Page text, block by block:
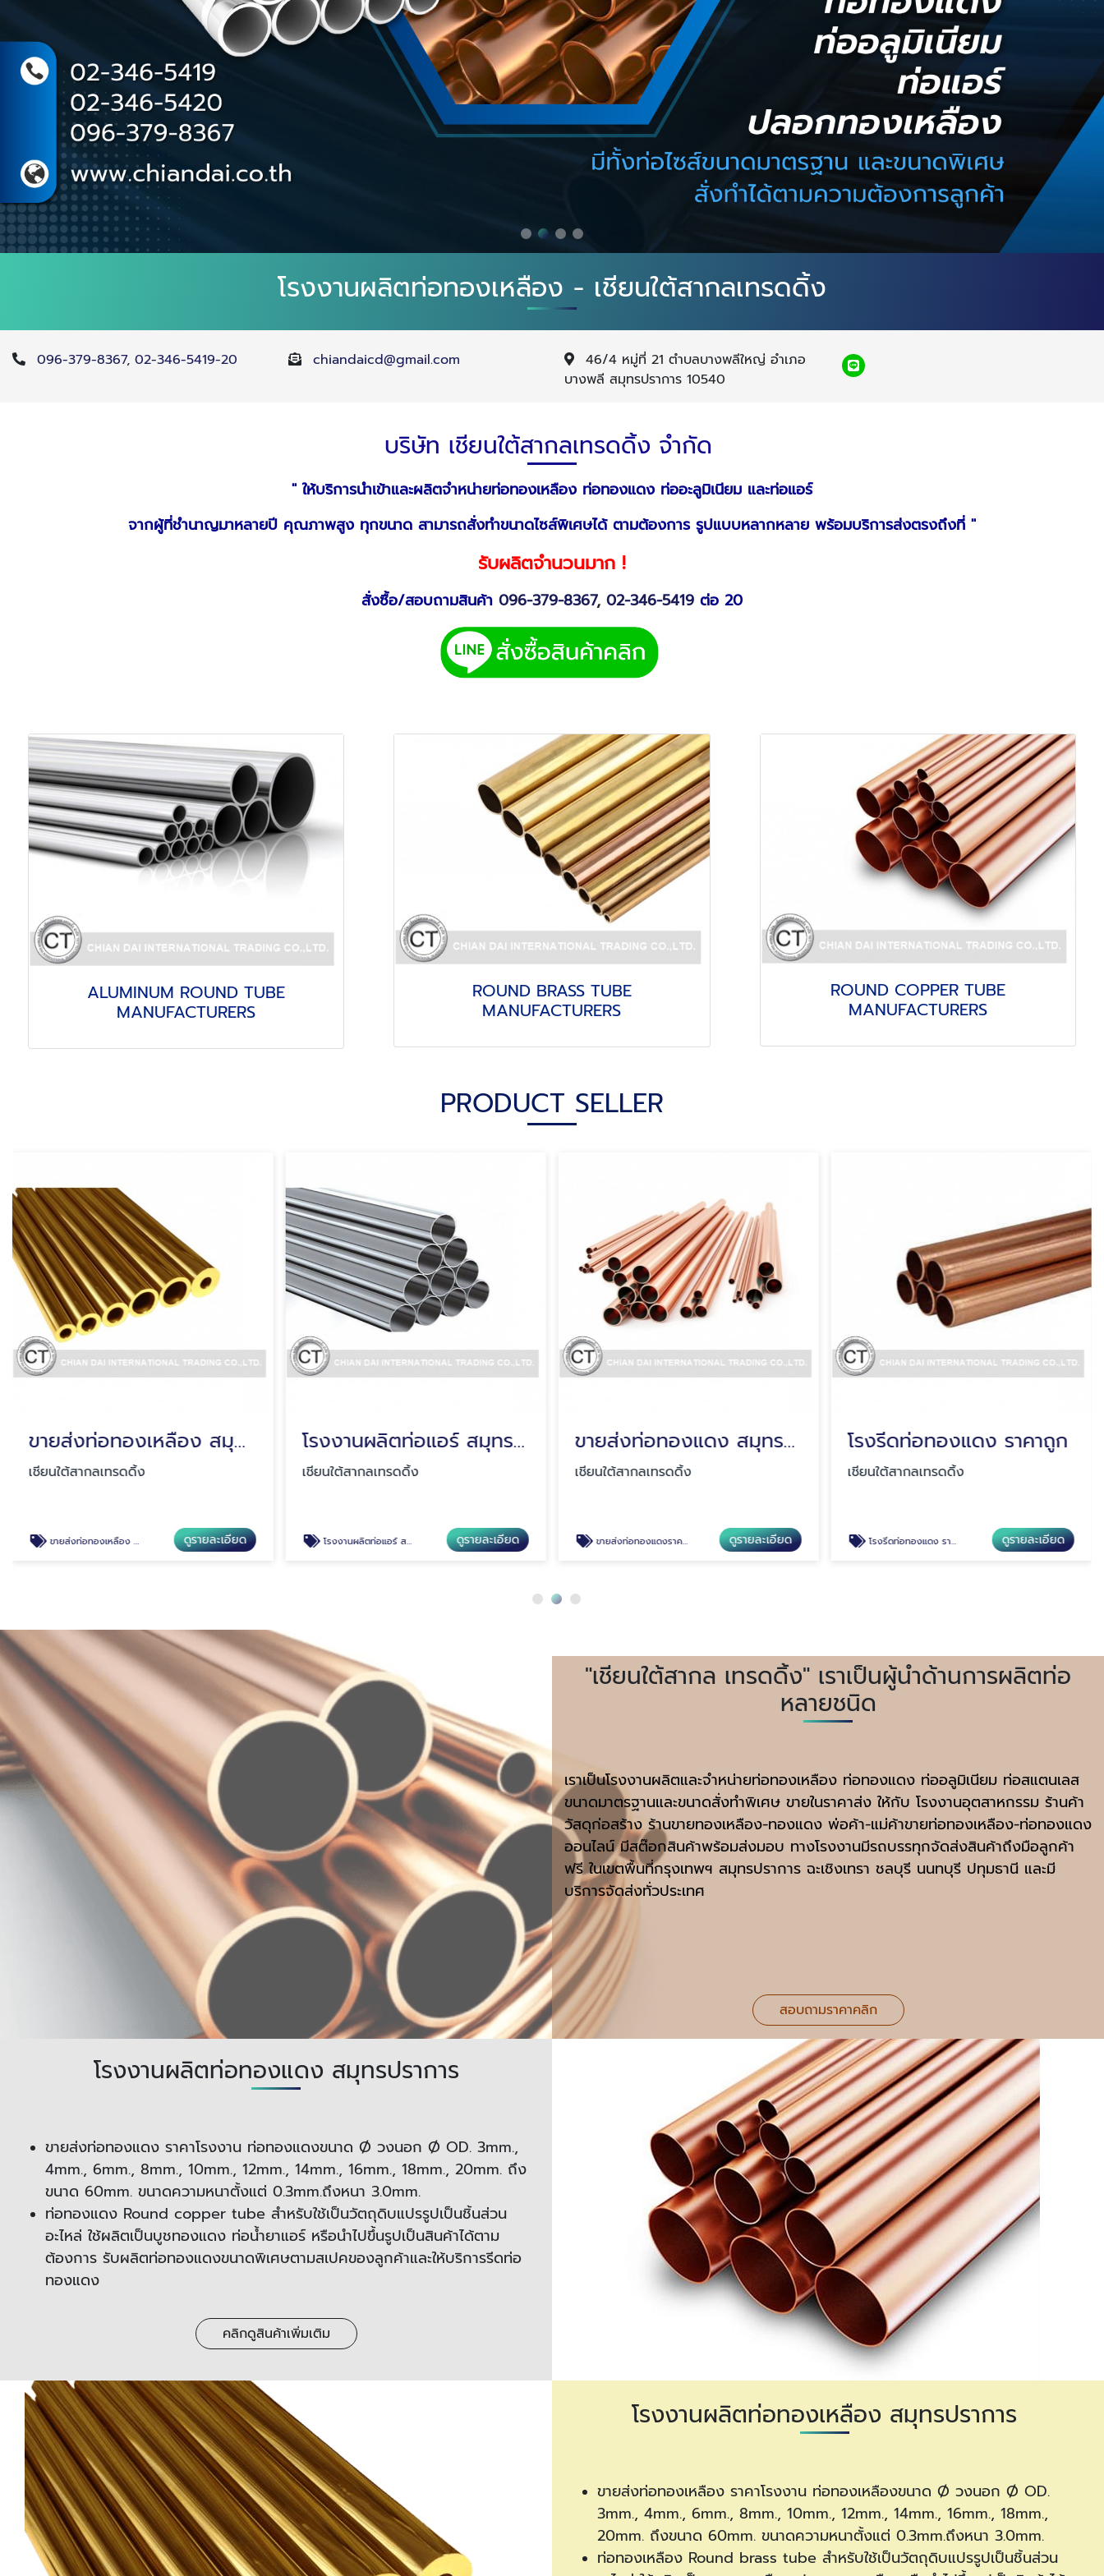
โรงงานผลิตท่อทองเหลือง - เชียนใต้สากลเทรดดิ้ง
096-379-8367, 02-346-5419-20 chiandaicd@gmail.com
46/4 หมู่ที่ 21 ตำบลบางพลีใหญ่ อำเภอ
บางพลี สมุทรปราการ 10540
บริษัท เชียนใต้สากลเทรดดิ้ง จำกัด
" ให้บริการนำเข้าและผลิตจำหน่ายท่อทองเหลือง ท่อทองแดง ท่ออะลูมิเนียม และท่อแอร์
จากผู้ที่ชำนาญมาหลายปี คุณภาพสูง ทุกขนาด สามารถสั่งทำขนาดไซส์พิเศษได้ ตามต้องการ รูปแบบหลากหลาย พร้อมบริการส่งตรงถึงที่ "
รับผลิตจำนวนมาก !
สั่งซื้อ/สอบถามสินค้า 096-379-8367, 02-346-5419 ต่อ 20
ALUMINUM ROUND TUBE
MANUFACTURERS
ROUND BRASS TUBE
MANUFACTURERS
ROUND COPPER TUBE
MANUFACTURERS
PRODUCT SELLER
ขายส่งท่อทองเหลือง สมุทรปราการ
เชียนใต้สากลเทรดดิ้ง
ขายส่งท่อทองเหลือง สมุทรปราการ ดูรายละเอียด
โรงงานผลิตท่อแอร์ สมุทรปราการ
เชียนใต้สากลเทรดดิ้ง
โรงงานผลิตท่อแอร์ สมุทรปราการ ดูรายละเอียด
ขายส่งท่อทองแดง สมุทรปราการ
เชียนใต้สากลเทรดดิ้ง
ขายส่งท่อทองแดงราคาถูก ดูรายละเอียด
โรงรีดท่อทองแดง ราคาถูก
เชียนใต้สากลเทรดดิ้ง
โรงรีดท่อทองแดง ราคาถูก ดูรายละเอียด
"เชียนใต้สากล เทรดดิ้ง" เราเป็นผู้นำด้านการผลิตท่อ
หลายชนิด
เราเป็นโรงงานผลิตและจำหน่ายท่อทองเหลือง ท่อทองแดง ท่ออลูมิเนียม ท่อสแตนเลส
ขนาดมาตรฐานและขนาดสั่งทำพิเศษ ขายในราคาส่ง ให้กับ โรงงานอุตสาหกรรม ร้านค้า
วัสดุก่อสร้าง ร้านขายทองเหลือง-ทองแดง พ่อค้า-แม่ค้าขายท่อทองเหลือง-ท่อทองแดง
ออนไลน์ มีสต๊อกสินค้าพร้อมส่งมอบ ทางโรงงานมีรถบรรทุกจัดส่งสินค้าถึงมือลูกค้า
ฟรี ในเขตพื้นที่กรุงเทพฯ สมุทรปราการ ฉะเชิงเทรา ชลบุรี นนทบุรี ปทุมธานี และมี
บริการจัดส่งทั่วประเทศ
สอบถามราคาคลิก
โรงงานผลิตท่อทองแดง สมุทรปราการ
ขายส่งท่อทองแดง ราคาโรงงาน ท่อทองแดงขนาด Ø วงนอก Ø OD. 3mm.,
4mm., 6mm., 8mm., 10mm., 12mm., 14mm., 16mm., 18mm., 20mm. ถึง
ขนาด 60mm. ขนาดความหนาตั้งแต่ 0.3mm.ถึงหนา 3.0mm.
ท่อทองแดง Round copper tube สำหรับใช้เป็นวัตถุดิบแปรรูปเป็นชิ้นส่วน
อะไหล่ ใช้ผลิตเป็นบูชทองแดง ท่อน้ำยาแอร์ หรือนำไปขึ้นรูปเป็นสินค้าได้ตาม
ต้องการ รับผลิตท่อทองแดงขนาดพิเศษตามสเปคของลูกค้าและให้บริการรีดท่อ
ทองแดง
คลิกดูสินค้าเพิ่มเติม
โรงงานผลิตท่อทองเหลือง สมุทรปราการ
ขายส่งท่อทองเหลือง ราคาโรงงาน ท่อทองเหลืองขนาด Ø วงนอก Ø OD.
3mm., 4mm., 6mm., 8mm., 10mm., 12mm., 14mm., 16mm., 18mm.,
20mm. ถึงขนาด 60mm. ขนาดความหนาตั้งแต่ 0.3mm.ถึงหนา 3.0mm.
ท่อทองเหลือง Round brass tube สำหรับใช้เป็นวัตถุดิบแปรรูปเป็นชิ้นส่วน